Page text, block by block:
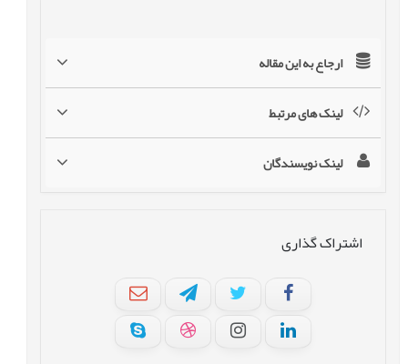
ارجاع به این مقاله
لینک های مرتبط
لینک نویسندگان
اشتراک گذاری